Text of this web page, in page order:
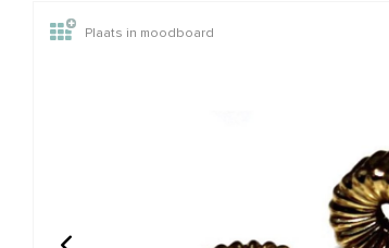
Wellicht zijn deze
Plaats in moodboard